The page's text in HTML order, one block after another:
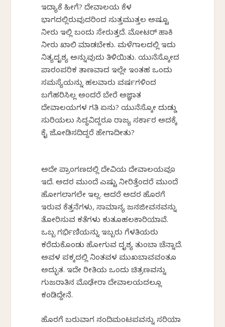
ಇದ್ಯಾಕೆ ಹೀಗೆ? ದೇವಾಲಯ ಕೆಳ
ಭಾಗದಲ್ಲಿರುವುದರಿಂದ ಸುತ್ತಮುತ್ತಲ ಅಷ್ಟೂ
ನೀರು ಇಲ್ಲಿ ಬಂದು ಸೇರುತ್ತದೆ. ಮೋಟರ್‌ ಹಾಕಿ
ನೀರು ಖಾಲಿ ಮಾಡಬೇಕು. ಮಳೆಗಾಲದಲ್ಲಿ ಇದು
ನಿತ್ಯದೃಶ್ಯ ಅನ್ನುವುದು ತಿಳಿಯಿತು. ಯುನೆಸ್ಕೋದ
ಪಾರಂಪರಿಕ ತಾಣವಾದ ಇಲ್ಲೇ ಇಂತಹ ಒಂದು
ಸಮಸ್ಯೆಯನ್ನು ಹಲವಾರು ವರ್ಷಗಳಿಂದ
ಬಗೆಹರಿಸಿಲ್ಲ ಅಂದರೆ ಬೇರೆ ಅಜ್ಞಾತ
ದೇವಾಲಯಗಳ ಗತಿ ಏನು? ಯುನೆಸ್ಕೋ ದುಡ್ಡು
ಸುರಿಯಲು ಸಿದ್ಧವಿದ್ದರೂ ರಾಜ್ಯ ಸರ್ಕಾರ ಅದಕ್ಕೆ
ಕೈ ಜೋಡಿಸದಿದ್ದರೆ ಹೇಗಾದೀತು?
ಅದೇ ಪ್ರಾಂಗಣದಲ್ಲಿ ದೇವಿಯ ದೇವಾಲಯವೂ
ಇದೆ. ಅದರ ಮುಂದೆ ಎಷ್ಟು ನೀರಿತ್ತೆಂದರೆ ಮುಂದೆ
ಹೋಗಲಾಗಲೇ ಇಲ್ಲ. ಆದರೆ ಅದರ ಹೊರಗೆ
ಇರುವ ಕೆತ್ತನೆಗಳು, ಸಾಮಾನ್ಯ ಜನಜೀವನವನ್ನು
ತೋರಿಸುವ ಕತೆಗಳು ಕುತೂಹಲಕಾರಿಯಾಗಿವೆ.
ಒಬ್ಬ ಗರ್ಭಿಣಿಯನ್ನು ಇಬ್ಬರು ಗೆಳತಿಯರು
ಕರೆದುಕೊಂಡು ಹೋಗುವ ದೃಶ್ಯ ತುಂಬಾ ಚೆನ್ನಾಗಿದೆ.
ಅವಳ ಪಕ್ಕದಲ್ಲಿ ನಿಂತವಳ ಮುಖಬಾವವಂತೂ
ಅದ್ಭುತ. ಇದೇ ರೀತಿಯ ಒಂದು ಚಿತ್ರಣವನ್ನು
ಗುಜರಾತಿನ ಮೊಢೇರಾ ದೇವಾಲಯದಲ್ಲೂ
ಕಂಡಿದ್ದೇನೆ.
ಹೊರಗೆ ಬರುವಾಗ ನಂದಿಮಂಟಪವನ್ನು ಸರಿಯಾಗಿ